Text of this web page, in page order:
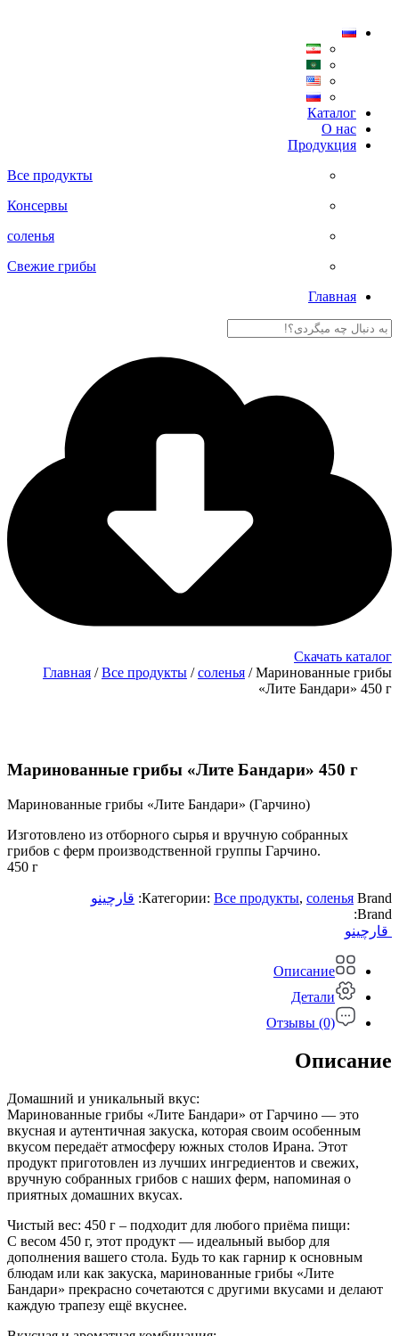
Каталог
О нас
Продукция
Все продукты
Консервы
соленья
Свежие грибы
Главная
Скачать каталог
Главная /Все продукты /соленья / Маринованные грибы
«Лите Бандари» 450 г
Маринованные грибы «Лите Бандари» 450 г
Маринованные грибы «Лите Бандари» (Гарчино)
Изготовлено из отборного сырья и вручную собранных
грибов с ферм производственной группы Гарчино.
450 г
Категории: Все продукты, соленья Brand:
قارچینو
Brand:
قارچینو
Описание
Детали
Отзывы (0)
Описание
Домашний и уникальный вкус:
Маринованные грибы «Лите Бандари» от Гарчино — это
вкусная и аутентичная закуска, которая своим особенным
вкусом передаёт атмосферу южных столов Ирана. Этот
продукт приготовлен из лучших ингредиентов и свежих,
вручную собранных грибов с наших ферм, напоминая о
приятных домашних вкусах.
Чистый вес: 450 г – подходит для любого приёма пищи:
С весом 450 г, этот продукт — идеальный выбор для
дополнения вашего стола. Будь то как гарнир к основным
блюдам или как закуска, маринованные грибы «Лите
Бандари» прекрасно сочетаются с другими вкусами и делают
каждую трапезу ещё вкуснее.